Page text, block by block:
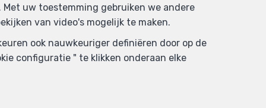
uw toestemming gebruiken we andere
van video's mogelijk te maken.
ook nauwkeuriger definiëren door op de
configuratie " te klikken onderaan elke